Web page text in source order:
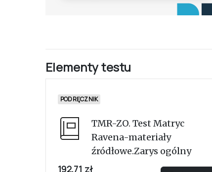
Elementy testu
PODRĘCZNIK
TMR-ZO. Test Matryc
Ravena-materiały
źródłowe.Zarys ogólny
192,71 zł